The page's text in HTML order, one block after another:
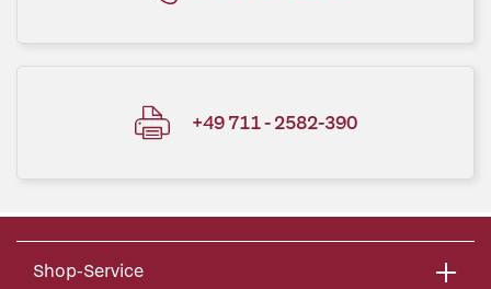
+49 711 - 2582-390
Shop-Service